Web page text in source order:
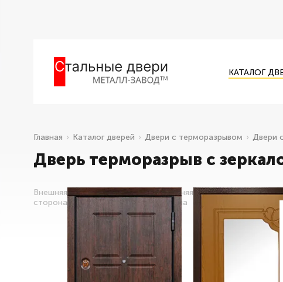
КАТАЛОГ
Дверь терморазрыв с
Главная Каталог дверей Двери с терморазрывом Двери
Внешняя
сторона
Внутренняя
сторона